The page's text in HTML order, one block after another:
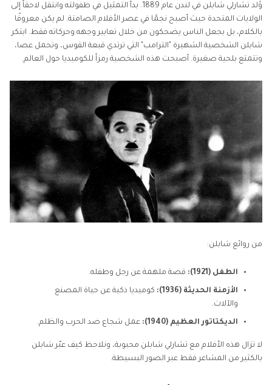
تشارلي شابلن البصرية
الجزء 4: أفضل أداة لإنشاء فن مستوحى من تشارلي شابلن
الذكاء الاصطناعي
الأسئلة الشائعة
وُلد تشارلي شابلن في لندن عام 1889. بدأ التمثيل في طفولته وانتقل لاحقاً إلى
الولايات المتحدة حيث أصبح نجمًا في عصر الأفلام الصامتة. لم يكن معروفًا
بالكلام، بل بجعل الناس يضحكون من خلال تعابير وجهه وحركاته فقط. ابتكر
شابلن الشخصية الشهيرة "الترامب" التي ترتدي قبعة القوس، وتحمل عصا،
وتتمتع بلحية صغيرة. أصبحت هذه الشخصية رمزاً للكوميديا حول العالم.
من روائع شابلن:
الطفل (1921): قصة ملهمة عن رجل وطفله.
الأزمنة الحديثة (1936):
كوميديا ذكية عن حياة المصنع
والآلات.
الديكتاتور العظيم (1940): عمل شجاع ضد الحرب والظلم.
لا تزال هذه الأفلام مع تشارلي شابلن محبوبة، ونلاحظ كيف عبّر شابلن
بالكثير من المشاعر فقط عبر الصور البسيطة.